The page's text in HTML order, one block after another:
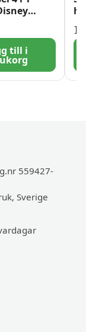
bitar
till i
559427-
Sverige